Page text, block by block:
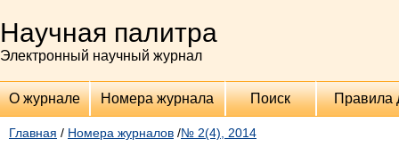
Научная палитра
Электронный научный журнал
О журнале Номера журнала Поиск Правила
Главная / Номера журналов /№ 2(4), 2014